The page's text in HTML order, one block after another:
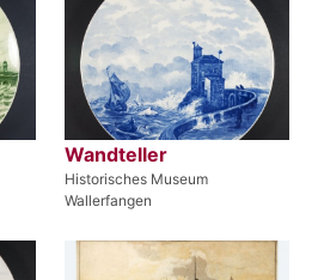
Wandteller
Historisches Museum
Wallerfangen